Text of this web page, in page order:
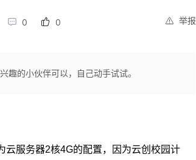
举报
0 0
趣的小伙伴可以，自己动手试试。
云服务器2核4G的配置，因为云创校园计